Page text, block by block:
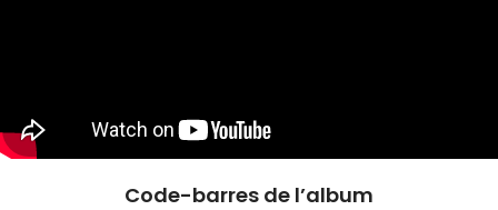
Code-barres de l’album